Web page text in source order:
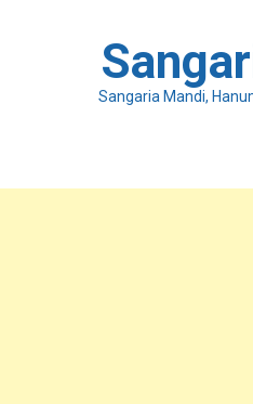
Sangaria Mandi,